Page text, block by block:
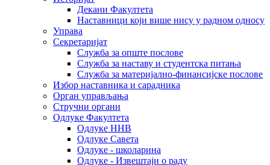
Декани Факултета
Наставници који више нису у радном односу
Управа
Секретаријат
Служба за опште послове
Служба за наставу и студентска питања
Служба за материјално-финансијске послове
Избор наставника и сарадника
Oрган управљања
Стручни органи
Одлуке Факултета
Одлуке ННВ
Одлуке Савета
Одлуке - школарина
Одлуке - Извештаји о раду